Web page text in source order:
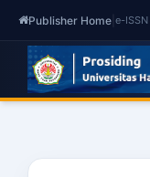
Publisher Home e-ISSN